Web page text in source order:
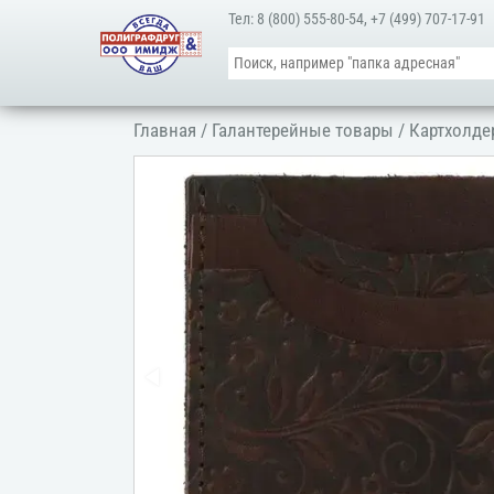
Тел: 8 (800) 555-80-54,+7 (499) 707-17-91
Главная / Галантерейные товары /